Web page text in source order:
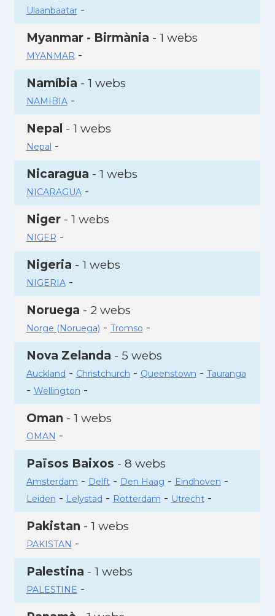
Ulaanbaatar-
Myanmar - Birmània - 1 webs
MYANMAR -
Namíbia - 1 webs
NAMIBIA-
Nepal - 1 webs
Nepal -
Nicaragua - 1 webs
NICARAGUA-
Niger- 1 webs
NIGER -
Nigeria - 1 webs
NIGERIA-
Noruega - 2 webs
Norge (Noruega) - Tromso -
Nova Zelanda - 5 webs
Auckland - Christchurch - Queenstown - Tauranga
- Wellington -
Oman - 1 webs
OMAN -
Països Baixos - 8 webs
Amsterdam - Delft- Den Haag - Eindhoven -
Leiden - Lelystad - Rotterdam - Utrecht-
Pakistan - 1 webs
PAKISTAN -
Palestina - 1 webs
PALESTINE -